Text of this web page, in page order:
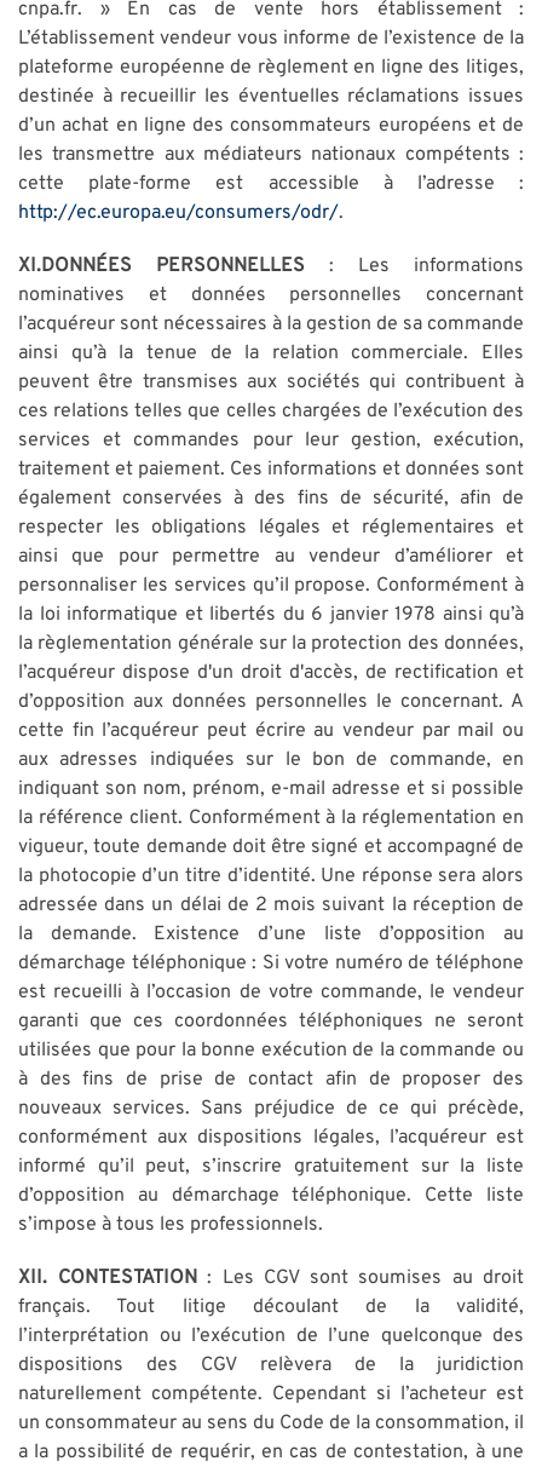
cnpa.fr. » En cas de vente hors établissement :
L’établissement vendeur vous informe de l’existence de la
plateforme européenne de règlement en ligne des litiges,
destinée à recueillir les éventuelles réclamations issues
d’un achat en ligne des consommateurs européens et de
les transmettre aux médiateurs nationaux compétents :
cette plate-forme est accessible à l’adresse :
http://ec.europa.eu/consumers/odr/.
XI.DONNÉES PERSONNELLES : Les informations
nominatives et données personnelles concernant
l’acquéreur sont nécessaires à la gestion de sa commande
ainsi qu’à la tenue de la relation commerciale. Elles
peuvent être transmises aux sociétés qui contribuent à
ces relations telles que celles chargées de l’exécution des
services et commandes pour leur gestion, exécution,
traitement et paiement. Ces informations et données sont
également conservées à des fins de sécurité, afin de
respecter les obligations légales et réglementaires et
ainsi que pour permettre au vendeur d’améliorer et
personnaliser les services qu’il propose. Conformément à
la loi informatique et libertés du 6 janvier 1978 ainsi qu’à
la règlementation générale sur la protection des données,
l’acquéreur dispose d'un droit d'accès, de rectification et
d’opposition aux données personnelles le concernant. A
cette fin l’acquéreur peut écrire au vendeur par mail ou
aux adresses indiquées sur le bon de commande, en
indiquant son nom, prénom, e-mail adresse et si possible
la référence client. Conformément à la réglementation en
vigueur, toute demande doit être signé et accompagné de
la photocopie d’un titre d’identité. Une réponse sera alors
adressée dans un délai de 2 mois suivant la réception de
la demande. Existence d’une liste d’opposition au
démarchage téléphonique : Si votre numéro de téléphone
est recueilli à l’occasion de votre commande, le vendeur
garanti que ces coordonnées téléphoniques ne seront
utilisées que pour la bonne exécution de la commande ou
à des fins de prise de contact afin de proposer des
nouveaux services. Sans préjudice de ce qui précède,
conformément aux dispositions légales, l’acquéreur est
informé qu’il peut, s’inscrire gratuitement sur la liste
d’opposition au démarchage téléphonique. Cette liste
s’impose à tous les professionnels.
XII. CONTESTATION : Les CGV sont soumises au droit
français. Tout litige découlant de la validité,
l’interprétation ou l’exécution de l’une quelconque des
dispositions des CGV relèvera de la juridiction
naturellement compétente. Cependant si l’acheteur est
un consommateur au sens du Code de la consommation, il
a la possibilité de requérir, en cas de contestation, à une